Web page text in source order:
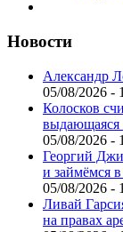
Новости
Александр
05/08/2026 -
Колосков
выдающаяся
05/08/2026 -
Георгий
и займёмся
05/08/2026 -
Ливай
на правах